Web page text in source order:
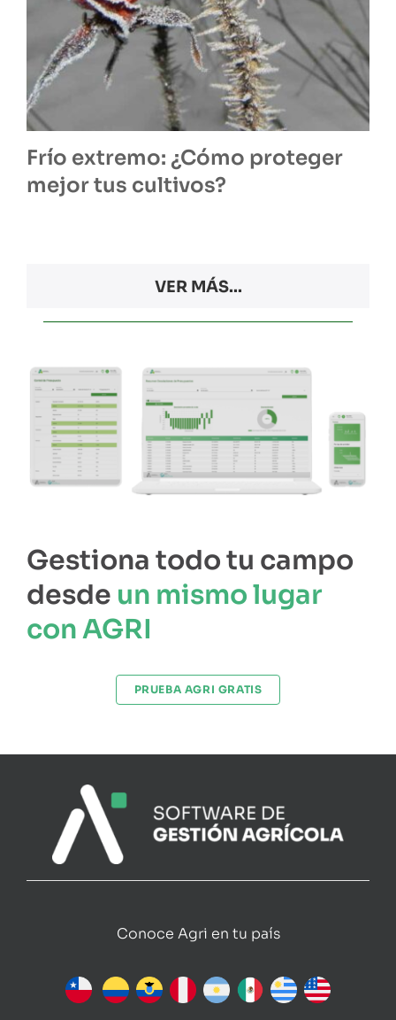
Frío extremo: ¿Cómo proteger
mejor tus cultivos?
VER MÁS...
Gestiona todo tu campo
desde un mismo lugar
con AGRI
PRUEBA AGRI GRATIS
Conoce Agri en tu país